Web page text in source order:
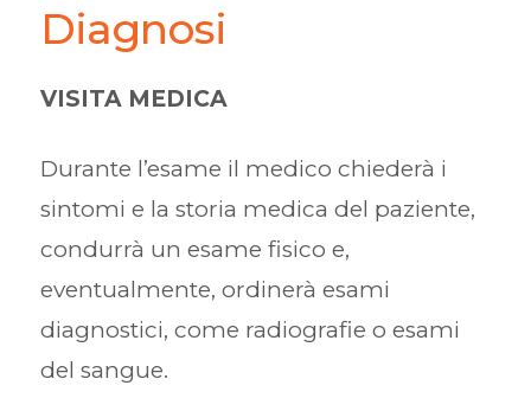
Diagnosi
VISITA MEDICA
Durante l’esame il medico chiederà i
sintomi e la storia medica del paziente,
condurrà un esame fisico e,
eventualmente, ordinerà esami
diagnostici, come radiografie o esami
del sangue.